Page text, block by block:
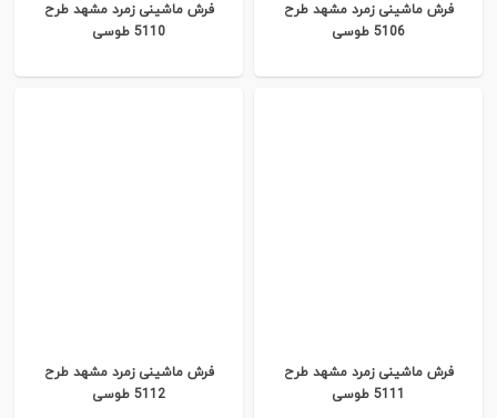
فرش ماشینی زمرد مشهد طرح
5106 طوسی
فرش ماشینی زمرد مشهد طرح
5110 طوسی
فرش ماشینی زمرد مشهد طرح
5111 طوسی
فرش ماشینی زمرد مشهد طرح
5112 طوسی